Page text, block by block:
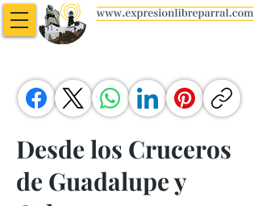
Desde los Cruceros
de Guadalupe y